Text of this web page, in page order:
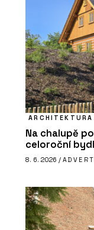
ARCHITEKTURA
Na chalupě
celoroční
8. 6. 2026 /